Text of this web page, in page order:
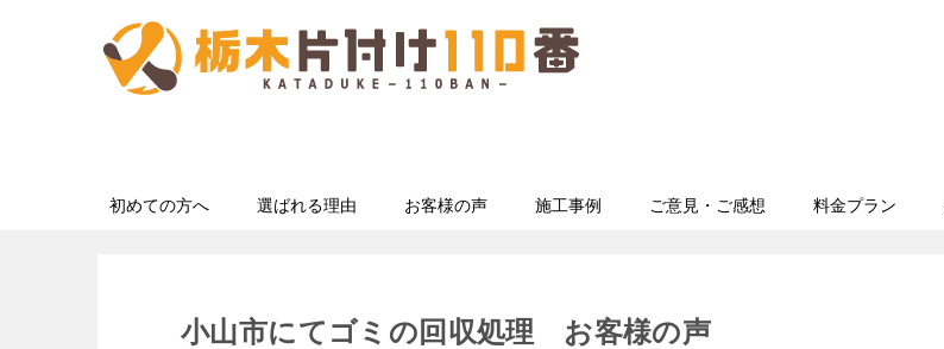
初めての方へ 選ばれる理由 お客様の声 施工事例 ご意見・ご感想 料金プラン
小山市にてゴミの回収処理 お客様の声